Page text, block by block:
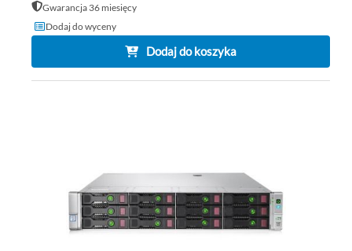
Gwarancja 36 miesięcy
Dodaj do wyceny
Dodaj do koszyka